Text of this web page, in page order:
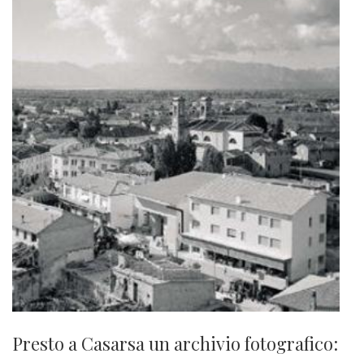
Presto a Casarsa un archivio fotografico: